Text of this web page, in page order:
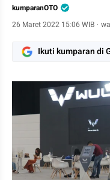
kumparanOTO
26 Maret 2022 15:06 WIB ·
Ikuti kumparan di